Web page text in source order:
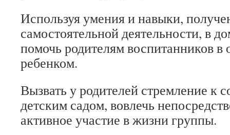
Используя умения и навыки,
самостоятельной деятельности, в
помочь родителям воспитанников
ребенком.
Вызвать у родителей стремление к
детским садом, вовлечь
активное участие в жизни группы.